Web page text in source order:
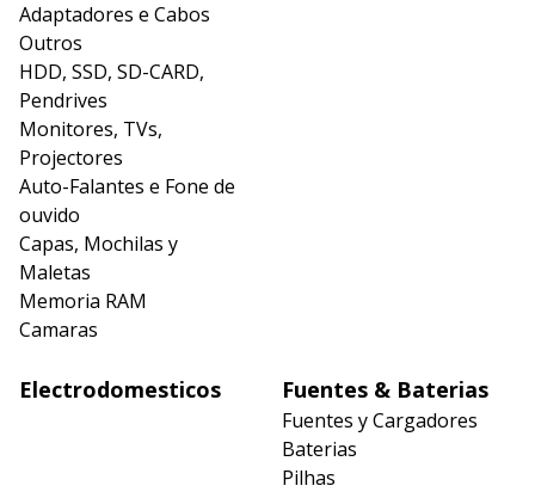
Adaptadores e Cabos
Outros
HDD, SSD, SD-CARD,
Pendrives
Monitores, TVs,
Projectores
Auto-Falantes e Fone de
ouvido
Capas, Mochilas y
Maletas
Memoria RAM
Camaras
Electrodomesticos Fuentes & Baterias
Fuentes y Cargadores
Baterias
Pilhas